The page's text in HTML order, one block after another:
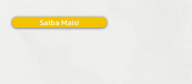
Saiba Mais!